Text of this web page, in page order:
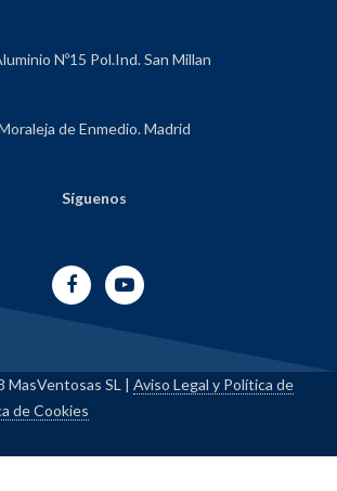
Nº15 Pol.Ind. San Millan
de Enmedio. Madrid
Síguenos
SL | Aviso Legal y Política de
de Cookies